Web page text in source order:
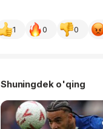
1 0 0
Shuningdek o'qing